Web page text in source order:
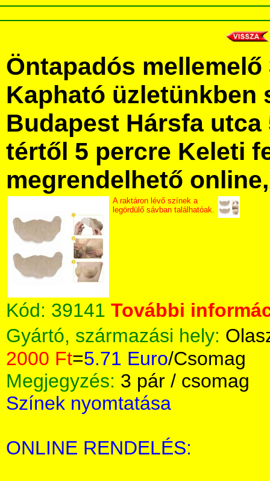
Öntapadós
Kapható üzletünkben
Budapest Hársfa utca
tértől 5 percre Keleti
megrendelhető
A raktáron lévő színek a
legördülő sávban találhatóak.
Kód: 39141 További
Gyártó, származási hely:
2000 Ft=5.71 Euro/Csomag
Megjegyzés: 3 pár / csomag
Színek nyomtatása
ONLINE RENDELÉS: